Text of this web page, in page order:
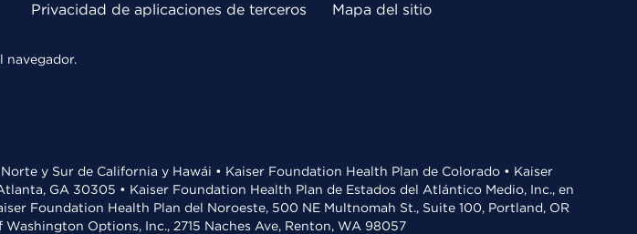
Privacidad de aplicaciones de terceros Mapa del sitio
navegador.
y Sur de California y Hawái • Kaiser Foundation Health Plan de Colorado • Kaiser
GA 30305 • Kaiser Foundation Health Plan de Estados del Atlántico Medio, Inc., en
Foundation Health Plan del Noroeste, 500 NE Multnomah St., Suite 100, Portland, OR
Options, Inc., 2715 Naches Ave, Renton, WA 98057